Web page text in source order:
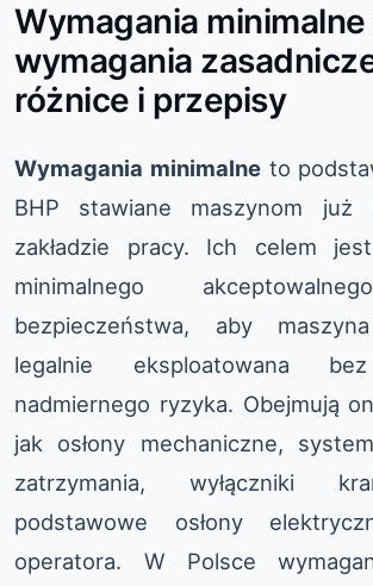
Wymagania minimalne
wymagania
różnice i przepisy
Wymagania minimalneto
BHP stawiane maszynom już
zakładzie pracy. Ich celem
minimalnego
bezpieczeństwa, aby
legalnie eksploatowana
nadmiernego ryzyka. Obejmują
jak osłony mechaniczne,
zatrzymania, wyłączniki
podstawowe osłony
operatora. W Polsce